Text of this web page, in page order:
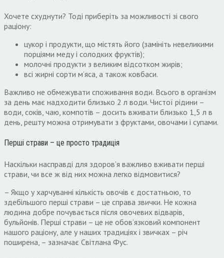
Хочете схуднути? Тоді приберіть за можливості зі свого
раціону:
цукор і продукти, що містять його (замініть невеликими
порціями меду і солодких фруктів);
молочні продукти з великим відсотком жирів;
всі жирні сорти м’яса, а також ковбаси.
Важливо не обмежувати споживання води. Всього в організм
за день має надходити близько 2 л води. Чистої рідини –
води, соків, чаю, компотів – досить вживати близько 1,5 л в
день, решту можна отримувати з фруктами, овочами і супами.
Перші страви – це просто традиція
Наскільки насправді для здоров’я важливо вживати перші
страви, чи все ж від них можна легко відмовитися?
– Якщо у харчуванні кількість овочів є достатньою, то
здебільшого перші страви – це справа звички. Не кожна
людина добре почувається після овочевих відварів,
бульйонів. Перші страви – це не обов’язковий компонент
нашого раціону, але у наших традиціях і звичках – річ
поширена, – зазначає Світлана Фус.